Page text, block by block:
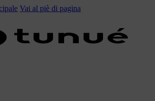
Vai al piè di pagina